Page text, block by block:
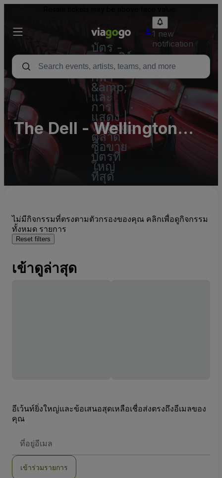
บัตร -
คอนเสิร์ต
บัตร
กีฬา
&amp;
และ
การ
แสดง |
viagogo
ตลาด
ซื้อขาย
บัตรที่
ใหญ่
ที่สุด
1 new
notification
The Dell - Wellington
Botanic Garden
ไม่มีกิจกรรมที่ตรงตามตัวกรองของคุณ คลิกเพื่อดูกิจกรรม
ทั้งหมด รายการ
Reset filters
เข้าดูล่าสุด
อีเว้นท์ยิ่งใหญ่และข้อเสนอสุดเหลือเชื่อส่งตรงถึงอีเมลของ
คุณ
อยู่
เข้าร่วมรายการ